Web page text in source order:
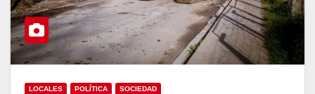
LOCALES POLÍTICA SOCIEDAD